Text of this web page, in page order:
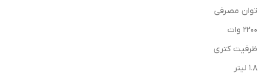
توان مصرفی
2200 وات
ظرفیت کتری
1.8 لیتر